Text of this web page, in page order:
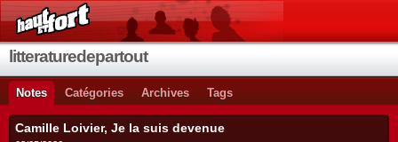
litteraturedepartout
Notes Catégories Archives Tags
Camille Loivier, Je la suis devenue